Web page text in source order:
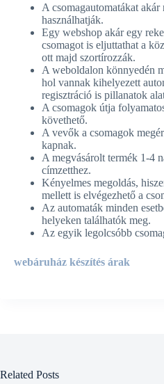
A csomagautomatákat akár
használhatják.
Egy webshop akár egy
csomagot is eljuttathat a
ott majd szortírozzák.
A weboldalon könnyedén
hol vannak kihelyezett
regisztráció is pillanatok
A csomagok útja
követhető.
A vevők a csomagok
kapnak.
A megvásárolt termék 1-4
címzetthez.
Kényelmes megoldás,
mellett is elvégezhető a
Az automaták minden
helyeken találhatók meg.
Az egyik legolcsóbb
webáruház készítés árak
Related Posts